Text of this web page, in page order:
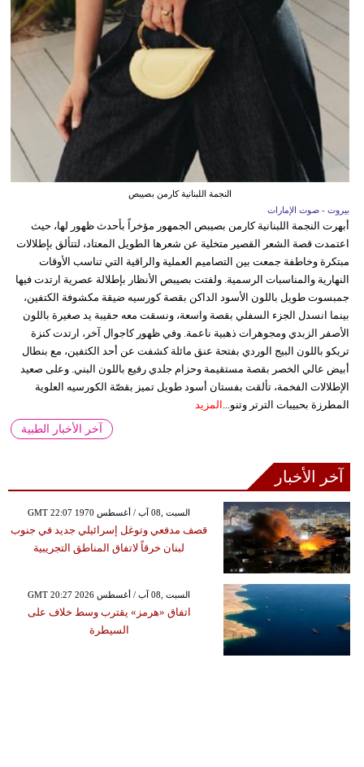
النجمة اللبنانية كارمن بصيبص
بيروت - صوت الإمارات
أبهرت النجمة اللبنانية كارمن بصيبص الجمهور مؤخراً بأحدث ظهور لها، حيث
اعتمدت قصة الشعر القصير متخلية عن شعرها الطويل المعتاد، لتتألق بإطلالات
مبتكرة وخاطفة جمعت بين التصاميم العملية والراقية التي تناسب الأوقات
النهارية والمناسبات الرسمية. ولفتت بصيبص الأنظار بإطلالة عصرية ارتدت فيها
جمبسوت طويل باللون الأسود الداكن بقصة كورسيه ضيقة مكشوفة الكتفين،
بينما انسدل الجزء السفلي بقصة واسعة، ونسقت معه حقيبة يد صغيرة باللون
الأصفر الزبدي ومجوهرات ذهبية ناعمة. وفي ظهور كاجوال آخر، ارتدت كنزة
تريكو باللون البيج الوردي بفتحة عنق مائلة كشفت عن أحد الكتفين، مع بنطال
أبيض عالي الخصر بقصة مستقيمة وحزام جلدي رفيع باللون البني. وعلى صعيد
الإطلالات الفخمة، تألقت بفستان أسود طويل تميز بقصّة الكورسيه العلوية
المطرزة بحبيبات الترتر وتنو... المزيد
آخر الأخبار الطبية
آخر الأخبار
GMT 22:07 1970 السبت ,08 آب / أغسطس
قصف مدفعي وتوغل إسرائيلي جديد في جنوب
لبنان خرقاً لاتفاق المناطق التجريبية
GMT 20:27 2026 السبت ,08 آب / أغسطس
اتفاق «هرمز» يقترب وسط خلاف على
السيطرة